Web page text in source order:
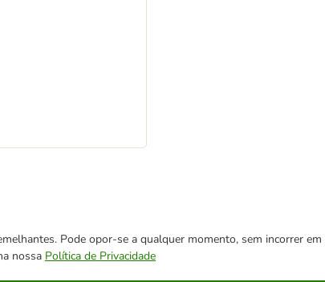
Pode opor-se a qualquer momento, sem incorrer
nossa Política de Privacidade